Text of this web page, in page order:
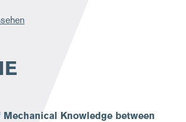
Mechanical Knowledge between